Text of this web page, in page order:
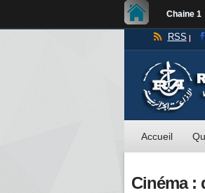
Chaine 1
RSS
Accueil
Cinéma :